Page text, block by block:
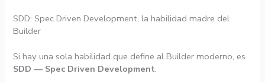
SDD: Spec Driven Development, la habilidad madre del
Builder
Si hay una sola habilidad que define al Builder moderno, es
SDD — Spec Driven Development.